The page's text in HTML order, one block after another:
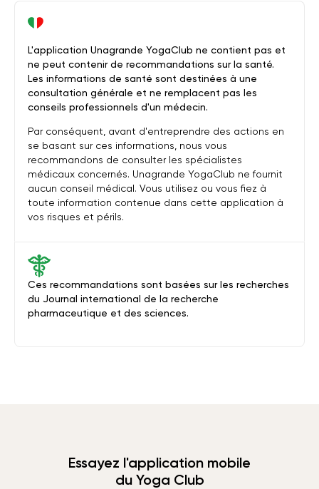
Ces recommandations sont basées sur les recherches
du Journal international de la recherche
pharmaceutique et des sciences.
L'application Unagrande YogaClub ne contient pas et
ne peut contenir de recommandations sur la santé.
Les informations de santé sont destinées à une
consultation générale et ne remplacent pas les
conseils professionnels d'un médecin.
Par conséquent, avant d'entreprendre des actions en
se basant sur ces informations, nous vous
recommandons de consulter les spécialistes
médicaux concernés. Unagrande YogaClub ne fournit
aucun conseil médical. Vous utilisez ou vous fiez à
toute information contenue dans cette application à
vos risques et périls.
Essayez l'application mobile
du Yoga Club